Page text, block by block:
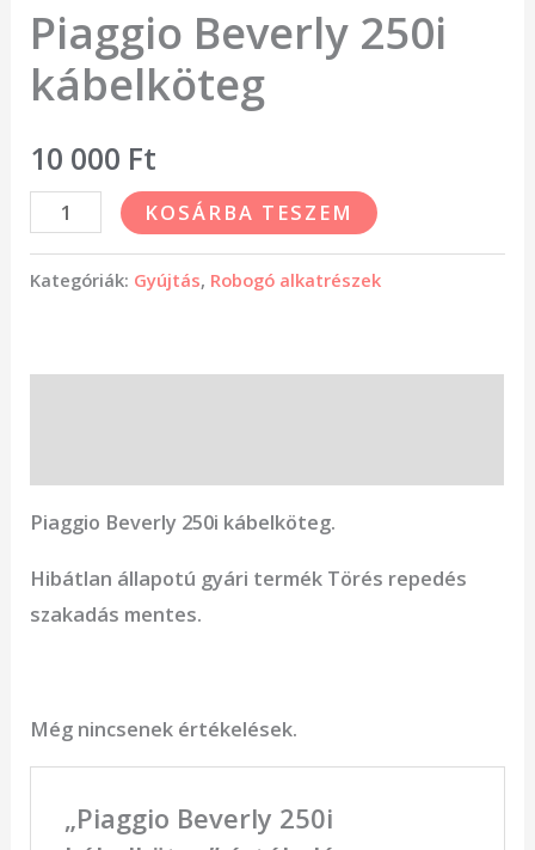
Piaggio Beverly 250i
kábelköteg
10 000 Ft
KOSÁRBA TESZEM
Kategóriák: Gyújtás, Robogó alkatrészek
Piaggio Beverly 250i kábelköteg.
Hibátlan állapotú gyári termék Törés repedés
szakadás mentes.
Még nincsenek értékelések.
„Piaggio Beverly 250i